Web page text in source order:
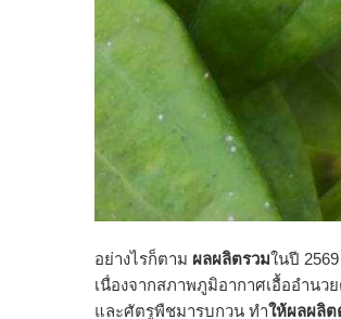
อย่างไรก็ตาม ผลผลิตรวมในปี
เนื่องจากสภาพภูมิอากาศเอื้ออำน
และศัตรูพืชมารบกวน ทำให้ผลผลิต